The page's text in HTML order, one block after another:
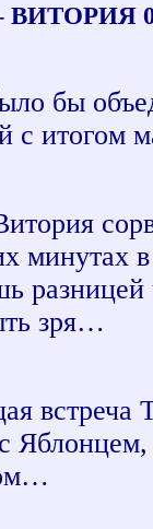
бы
с итогом
минутах
зря…
встреча